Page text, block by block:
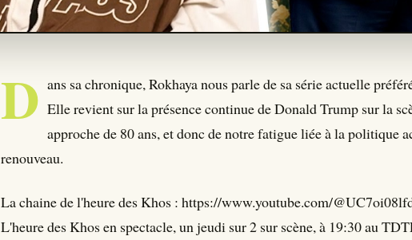
D ans sa chronique, Rokhaya nous parle de sa série actuelle
Elle revient sur la présence continue de Donald Trump sur la
approche de 80 ans, et donc de notre fatigue liée à la politique
renouveau.
La chaine de l'heure des Khos : https://www.youtube.com/
L'heure des Khos en spectacle, un jeudi sur 2 sur scène, à 19:30 au